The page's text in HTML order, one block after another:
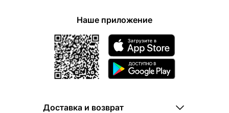
Наше приложение
Доставка и возврат